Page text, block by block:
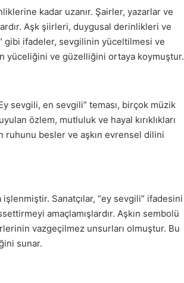
kadar uzanır. Şairler, yazarlar ve
Aşk şiirleri, duygusal derinlikleri ve
gibi ifadeler, sevgilinin yüceltilmesi ve
yüceliğini ve güzelliğini ortaya koymuştur.
sevgili, en sevgili” teması, birçok müzik
özlem, mutluluk ve hayal kırıklıkları
besler ve aşkın evrensel dilini
Sanatçılar, “ey sevgili” ifadesini
amaçlamışlardır. Aşkın sembolü
vazgeçilmez unsurları olmuştur. Bu
sunar.